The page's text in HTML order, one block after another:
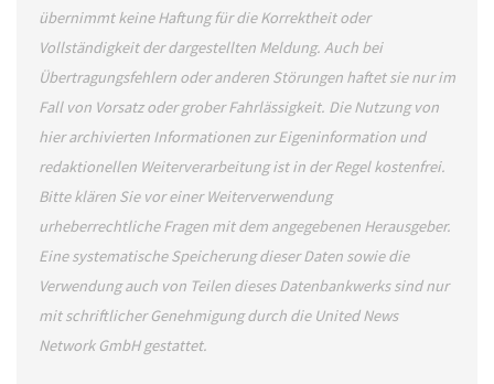
übernimmt keine Haftung für die Korrektheit oder
Vollständigkeit der dargestellten Meldung. Auch bei
Übertragungsfehlern oder anderen Störungen haftet sie nur im
Fall von Vorsatz oder grober Fahrlässigkeit. Die Nutzung von
hier archivierten Informationen zur Eigeninformation und
redaktionellen Weiterverarbeitung ist in der Regel kostenfrei.
Bitte klären Sie vor einer Weiterverwendung
urheberrechtliche Fragen mit dem angegebenen Herausgeber.
Eine systematische Speicherung dieser Daten sowie die
Verwendung auch von Teilen dieses Datenbankwerks sind nur
mit schriftlicher Genehmigung durch die United News
Network GmbH gestattet.